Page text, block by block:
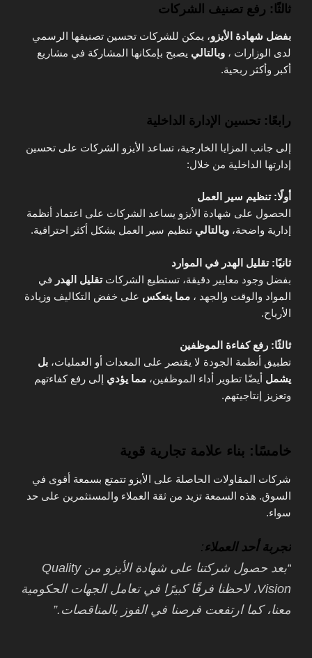
ثالثًا: رفع تصنيف الشركات
بفضل شهادة الأيزو، يمكن للشركات تحسين تصنيفها الرسمي
لدى الوزارات ، وبالتالي يصبح بإمكانها المشاركة في مشاريع
أكبر وأكثر ربحية.
رابعًا: تحسين الإدارة الداخلية
إلى جانب المزايا الخارجية، تساعد الأيزو الشركات على تحسين
إدارتها الداخلية من خلال:
أولًا: تنظيم سير العمل
الحصول على شهادة الأيزو يساعد الشركات على اعتماد أنظمة
إدارية واضحة، وبالتالي تنظيم سير العمل بشكل أكثر احترافية.
ثانيًا: تقليل الهدر في الموارد
بفضل وجود معايير دقيقة، تستطيع الشركاتتقليل الهدر في
المواد والوقت والجهد ، مما ينعكس على خفض التكاليف وزيادة
الأرباح.
ثالثًا: رفع كفاءة الموظفين
تطبيق أنظمة الجودة لا يقتصر على المعدات أو العمليات، بل
يشمل أيضًا تطوير أداء الموظفين، مما يؤدي إلى رفع كفاءتهم
وتعزيز إنتاجيتهم.
خامسًا: بناء علامة تجارية قوية
شركات المقاولات الحاصلة على الأيزو تتمتع بسمعة أقوى في
السوق. هذه السمعة تزيد من ثقة العملاء والمستثمرين على حد
سواء.
تجربة أحد العملاء:
“بعد حصول شركتنا على شهادة الأيزو من Quality
Vision، لاحظنا فرقًا كبيرًا في تعامل الجهات الحكومية
معنا، كما ارتفعت فرصنا في الفوز بالمناقصات.”